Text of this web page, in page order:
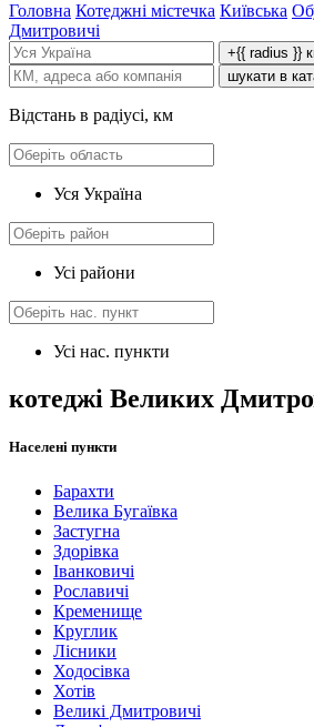
Головна Котеджні містечка Київська
Дмитровичі
+{{ radius }}
шукати в
Відстань в радіусі, км
Уся Україна
Усі райони
Усі нас. пункти
котеджі Великих
Населені пункти
Барахти
Велика Бугаївка
Застугна
Здорівка
Іванковичі
Рославичі
Кременище
Круглик
Лісники
Ходосівка
Хотів
Великі Дмитровичі